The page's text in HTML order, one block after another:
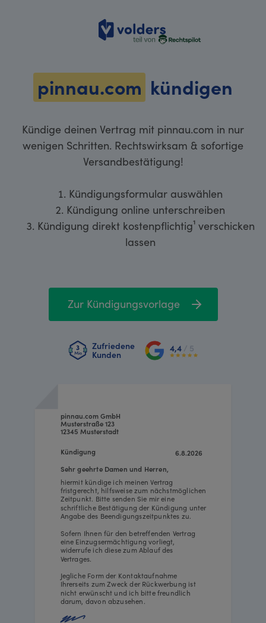
volders
pinnau.com kündigen
Kündige deinen Vertrag mit pinnau.com in nur
wenigen Schritten. Rechtswirksam & sofortige
Versandbestätigung!
Kündigungsformular auswählen
Kündigung online unterschreiben
Kündigung direkt kostenpflichtig¹ verschicken
lassen
Zur Kündigungsvorlage
Zufriedene
Kunden
4,4 / 5
6.8.2026
pinnau.com GmbH
Musterstraße 123
12345 Musterstadt
hiermit kündige ich meinen Vertrag
fristgerecht, hilfsweise zum nächstmöglichen
Zeitpunkt. Bitte senden Sie mir eine
schriftliche Bestätigung der Kündigung unter
Angabe des Beendigungszeitpunktes zu.
Sofern Ihnen für den betreffenden Vertrag
eine Einzugsermächtigung vorliegt,
widerrufe ich diese zum Ablauf des
Vertrages.
Jegliche Form der Kontaktaufnahme
Ihrerseits zum Zweck der Rückwerbung ist
nicht erwünscht und ich bitte freundlich
darum, davon abzusehen.
Sehr geehrte Damen und Herren,
Kündigung